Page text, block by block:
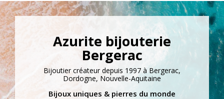
Azurite bijouterie
Bergerac
Bijoutier créateur depuis 1997 à Bergerac,
Dordogne, Nouvelle-Aquitaine
Bijoux uniques & pierres du monde